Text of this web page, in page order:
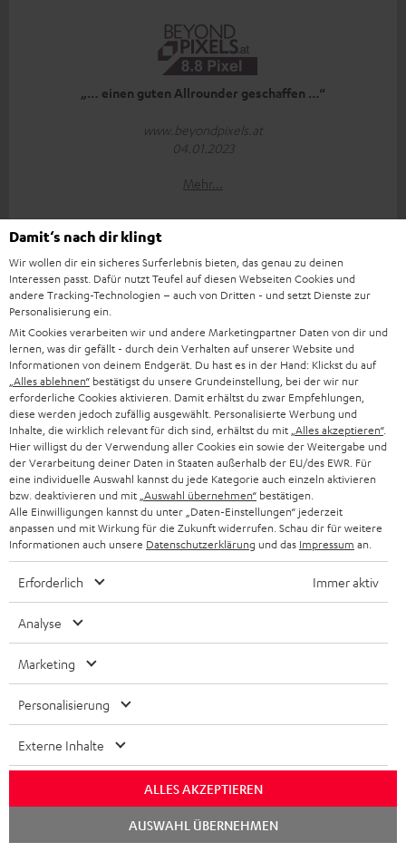
„… einen guten Allrounder geschaffen …“
www.beyondpixels.at
04.01.2023
Mehr...
„… ein insgesamt harmonisches Klangbild …“
www.konsolenfan.de
09.12.2022
Mehr...
„… überzeugt mit breitem und ausgewogenem Klang für
„… ein sehr gelungenes Modell…“
Damit‘s nach dir klingt
Wir wollen dir ein sicheres Surferlebnis bieten, das genau zu deinen
Interessen passt. Dafür nutzt Teufel auf diesen Webseiten Cookies und
andere Tracking-Technologien – auch von Dritten - und setzt Dienste zur
Personalisierung ein.
Mit Cookies verarbeiten wir und andere Marketingpartner Daten von dir und
lernen, was dir gefällt - durch dein Verhalten auf unserer Website und
Informationen von deinem Endgerät. Du hast es in der Hand: Klickst du auf
„Alles ablehnen“ bestätigst du unsere Grundeinstellung, bei der wir nur
erforderliche Cookies aktivieren. Damit erhältst du zwar Empfehlungen,
diese werden jedoch zufällig ausgewählt. Personalisierte Werbung und
Inhalte, die wirklich relevant für dich sind, erhältst du mit „Alles akzeptieren“.
Hier willigst du der Verwendung aller Cookies ein sowie der Weitergabe und
der Verarbeitung deiner Daten in Staaten außerhalb der EU/des EWR. Für
eine individuelle Auswahl kannst du jede Kategorie auch einzeln aktivieren
bzw. deaktivieren und mit „Auswahl übernehmen“ bestätigen.
Alle Einwilligungen kannst du unter „Daten-Einstellungen“ jederzeit
anpassen und mit Wirkung für die Zukunft widerrufen. Schau dir für weitere
Informationen auch unsere Datenschutzerklärung und das Impressum an.
Erforderlich Immer aktiv
Analyse
Marketing
Personalisierung
Externe Inhalte
ALLES AKZEPTIEREN
AUSWAHL ÜBERNEHMEN